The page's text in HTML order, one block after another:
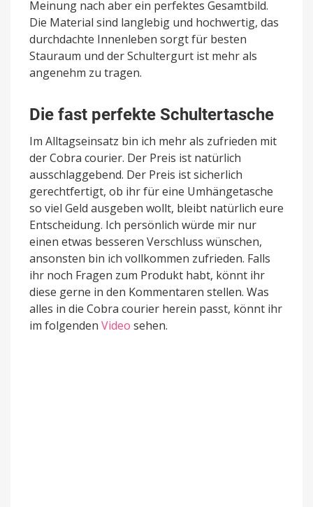
Meinung nach aber ein perfektes Gesamtbild.
Die Material sind langlebig und hochwertig, das
durchdachte Innenleben sorgt für besten
Stauraum und der Schultergurt ist mehr als
angenehm zu tragen.
Die fast perfekte Schultertasche
Im Alltagseinsatz bin ich mehr als zufrieden mit
der Cobra courier. Der Preis ist natürlich
ausschlaggebend. Der Preis ist sicherlich
gerechtfertigt, ob ihr für eine Umhängetasche
so viel Geld ausgeben wollt, bleibt natürlich eure
Entscheidung. Ich persönlich würde mir nur
einen etwas besseren Verschluss wünschen,
ansonsten bin ich vollkommen zufrieden. Falls
ihr noch Fragen zum Produkt habt, könnt ihr
diese gerne in den Kommentaren stellen. Was
alles in die Cobra courier herein passt, könnt ihr
im folgenden Video sehen.